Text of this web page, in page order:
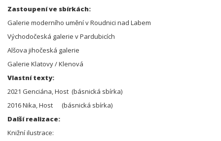
Zastoupení ve sbírkách:
Galerie moderního umění v Roudnici nad Labem
Východočeská galerie v Pardubicích
Alšova jihočeská galerie
Galerie Klatovy / Klenová
Vlastní texty:
2021 Genciána, Host (básnická sbírka)
2016 Nika, Host (básnická sbírka)
Další realizace:
Knižní ilustrace: